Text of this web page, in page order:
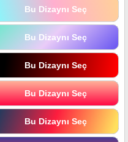
Bu Dizaynı Seç
Bu Dizaynı Seç
Bu Dizaynı Seç
Bu Dizaynı Seç
Bu Dizaynı Seç